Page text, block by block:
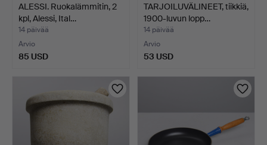
ALESSI. Ruokalämmitin, 2
kpl, Alessi, Ital…
14 päivää
Arvio
85 USD
TARJOILUVÄLINEET, tiikkiä,
1900-luvun lopp…
14 päivää
Arvio
53 USD